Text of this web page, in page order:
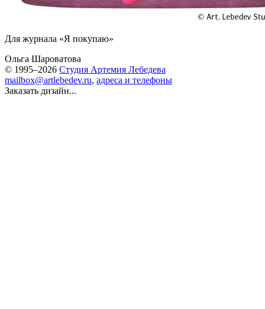
Для журнала «Я покупаю»
Ольга Шароватова
© 1995–2026 Студия Артемия Лебедева
mailbox@artlebedev.ru, адреса и телефоны
Заказать дизайн...